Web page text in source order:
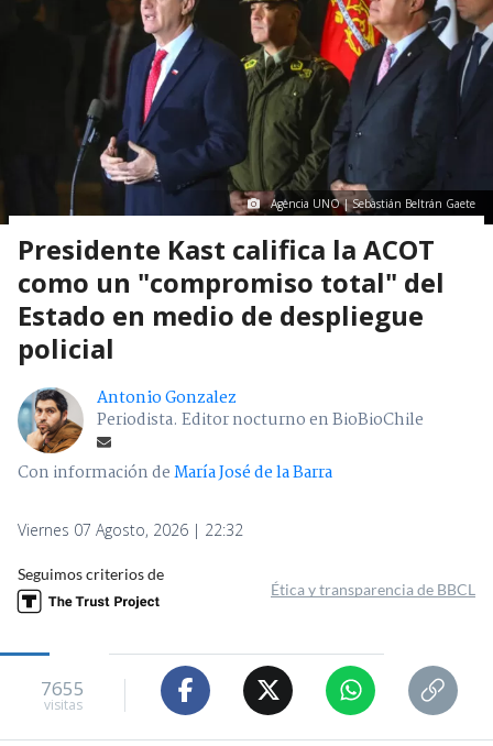
Nacional > Noticia
Presidente Kast califica la ACOT
como un "compromiso total" del
Estado en medio de despliegue
Periodista. Editor nocturno en BioBioChile
Viernes 07 Agosto, 2026 | 22:32